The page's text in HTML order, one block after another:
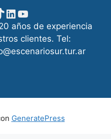
años de experiencia
clientes. Tel:
GeneratePress